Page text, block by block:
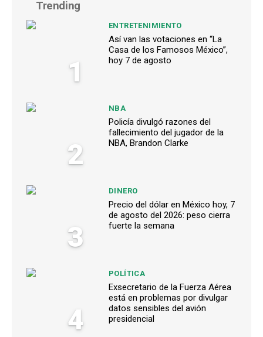
Trending
1
ENTRETENIMIENTO
Así van las votaciones en “La
Casa de los Famosos México”,
hoy 7 de agosto
2
NBA
Policía divulgó razones del
fallecimiento del jugador de la
NBA, Brandon Clarke
3
DINERO
Precio del dólar en México hoy, 7
de agosto del 2026: peso cierra
fuerte la semana
4
POLÍTICA
Exsecretario de la Fuerza Aérea
está en problemas por divulgar
datos sensibles del avión
presidencial